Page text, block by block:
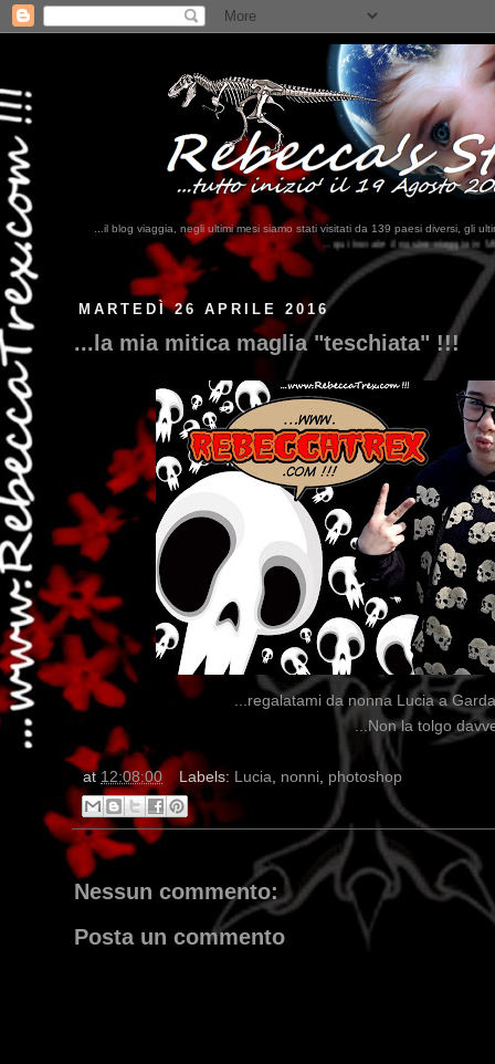
...il blog viaggia, negli ultimi mesi siamo stati visitati da 139 paesi diversi, gli
...qui trovate il nostro viaggio in MESSICO 2023...clikka qui !!!
MARTEDÌ 26 APRILE 2016
...la mia mitica maglia "teschiata" !!!
...regalatami da nonna Lucia a
...Non la tolgo
at 12:08:00 Labels: Lucia, nonni, photoshop
Nessun commento:
Posta un commento